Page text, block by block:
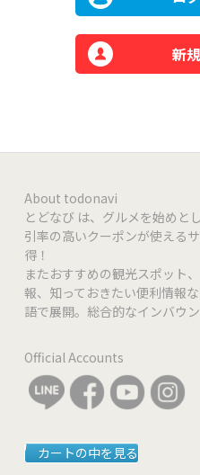
新
About todonavi
とどなび は、グルメを始めと
引率の高いクーポンが使える
得！
またおすすめの観光スポット
報、知っておきたい便利情報
語で展開。総合的なインバウ
Official Accounts
カートの中を見る